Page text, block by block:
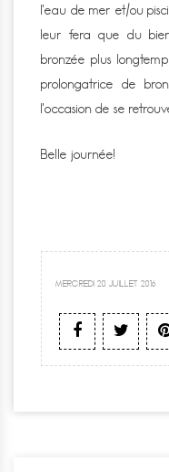
l’eau de mer et/ou
leur fera que du
bronzée plus
prolongatrice de
l’occasion de se
Belle journée!
MERCREDI 20 JUILLET 2016